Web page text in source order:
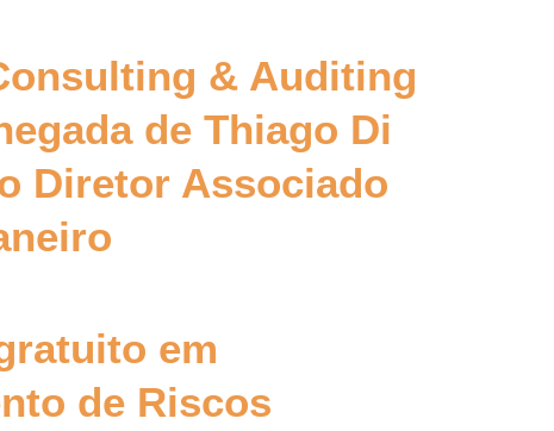
& Auditing
de Thiago Di
Diretor Associado
em
de Riscos